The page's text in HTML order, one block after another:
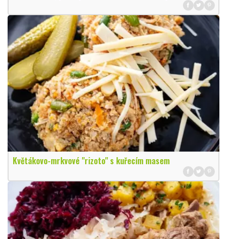
Květákovo-mrkvové "rizoto" s kuřecím masem